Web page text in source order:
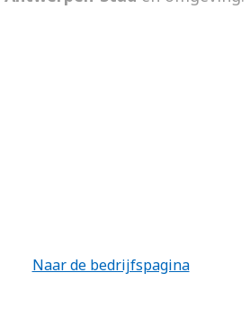
Naar de bedrijfspagina